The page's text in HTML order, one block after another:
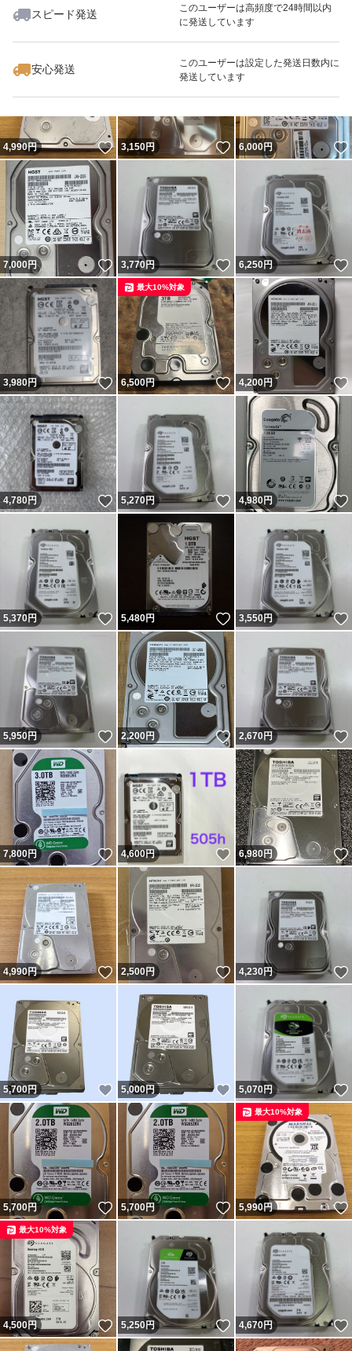
スピード発送
このユーザーは高頻度で24時間以内
に発送しています
安心発送
このユーザーは設定した発送日数内に
発送しています
いいね！
3,150
4,990円 いいね！
3,150円 いいね！
6,000円
7,000円 いいね！
3,770円 いいね！
6,250円
3,980円 いいね！
6,500円 いいね！
最大10%対象
4,200円
4,780円 いいね！
5,270円 いいね！
4,980円
5,370円 いいね！
5,480円 いいね！
3,550円
5,950円 いいね！
2,200円 いいね！
2,670円
7,800円 いいね！
4,600円 いいね！
6,980円
4,990円 いいね！
2,500円 いいね！
4,230円
5,700円 いいね！
5,000円 いいね！
5,070円
5,700円 いいね！
5,700円 いいね！
5,990円
最大10%対象
4,500円 いいね！
最大10%対象
5,250円 いいね！
4,670円